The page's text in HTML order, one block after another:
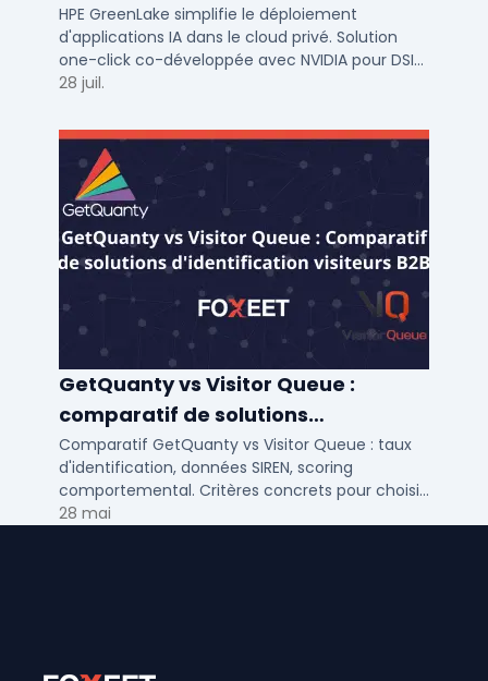
cloud privé
HPE GreenLake simplifie le déploiement
d'applications IA dans le cloud privé. Solution
one-click co-développée avec NVIDIA pour DSI
de PME et ETI : performance et conformité.
28 juil.
GetQuanty vs Visitor Queue :
comparatif de solutions
d'identification visiteurs B2B
Comparatif GetQuanty vs Visitor Queue : taux
d'identification, données SIREN, scoring
comportemental. Critères concrets pour choisir
votre solution de lead generation B2B en PME et
28 mai